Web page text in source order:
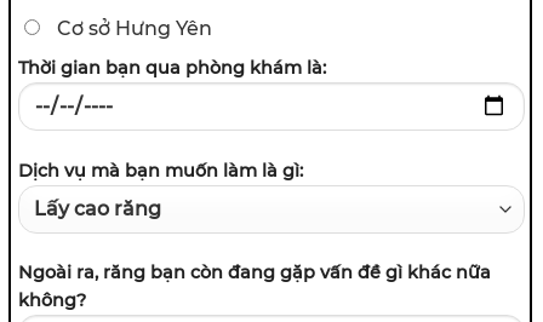
Cơ sở Hưng Yên
Thời gian bạn qua phòng khám là:
Dịch vụ mà bạn muốn làm là gì:
Ngoài ra, răng bạn còn đang gặp vấn đề gì khác nữa
không?